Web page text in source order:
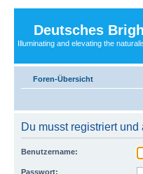
Deutsches
Illuminating and elevating the
Foren-Übersicht
Du musst registriert
Benutzername:
Passwort: